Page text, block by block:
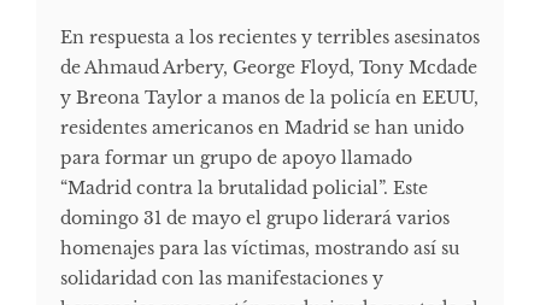
En respuesta a los recientes y terribles asesinatos
de Ahmaud Arbery, George Floyd, Tony Mcdade
y Breona Taylor a manos de la policía en EEUU,
residentes americanos en Madrid se han unido
para formar un grupo de apoyo llamado
“Madrid contra la brutalidad policial”. Este
domingo 31 de mayo el grupo liderará varios
homenajes para las víctimas, mostrando así su
solidaridad con las manifestaciones y